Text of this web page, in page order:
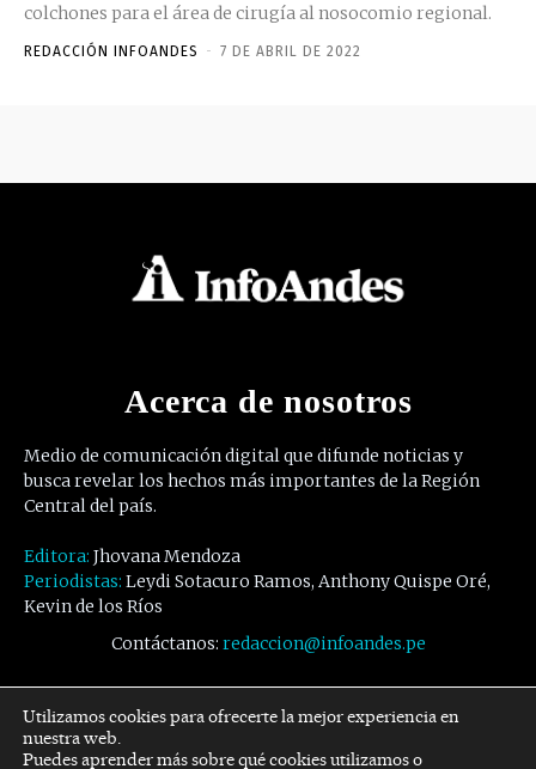
colchones para el área de cirugía al nosocomio regional.
REDACCIÓN INFOANDES - 7 DE ABRIL DE 2022
Acerca de nosotros
Medio de comunicación digital que difunde noticias y
busca revelar los hechos más importantes de la Región
Central del país.
Editora: Jhovana Mendoza
Periodistas: Leydi Sotacuro Ramos, Anthony Quispe Oré,
Kevin de los Ríos
Contáctanos: redaccion@infoandes.pe
Síguenos
Facebook Twitter Youtube
Utilizamos cookies para ofrecerte la mejor experiencia en
nuestra web.
Puedes aprender más sobre qué cookies utilizamos o